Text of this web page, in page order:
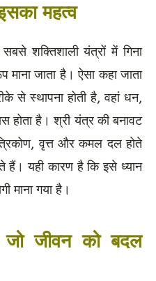
महत्व
शक्तिशाली यंत्रों में गिना
माना जाता है। ऐसा कहा जाता
से स्थापना होती है, वहां धन,
होता है। श्री यंत्र की बनावट
वृत्त और कमल दल होते
हैं। यही कारण है कि इसे ध्यान
माना गया है।
जीवन को बदल